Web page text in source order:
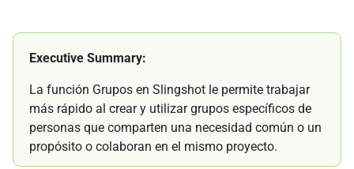
Executive Summary:
La función Grupos en Slingshot le permite trabajar
más rápido al crear y utilizar grupos específicos de
personas que comparten una necesidad común o un
propósito o colaboran en el mismo proyecto.